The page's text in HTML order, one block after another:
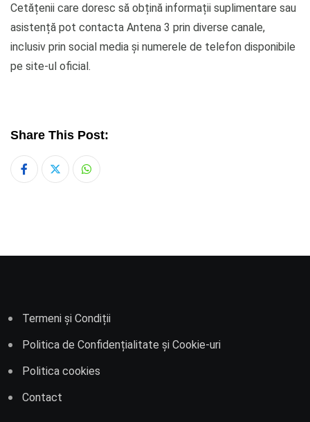
Cetățenii care doresc să obțină informații suplimentare sau
asistență pot contacta Antena 3 prin diverse canale,
inclusiv prin social media și numerele de telefon disponibile
pe site-ul oficial.
Share This Post:
Whatsapp
Termeni și Condiții
Politica de Confidențialitate și Cookie-uri
Politica cookies
Contact